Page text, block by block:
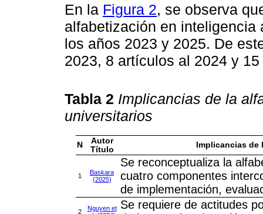
En la Figura 2, se observa
alfabetización en
los años 2023 y 2025. De
2023, 8 artículos al 2024 y
Tabla 2 Implicancias de la
universitarios
N
Autor
Título
Implicancias
1
Baskara
(2025)
Se reconceptualiza la
cuatro componentes
de implementación,
2
Nguyen et
Se requiere de actitudes